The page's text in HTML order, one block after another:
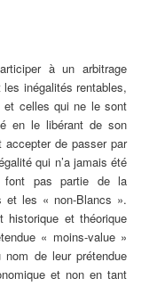
à un arbitrage
inégalités rentables,
et celles qui ne le sont
en le libérant de son
accepter de passer par
qui n’a jamais été
font pas partie de la
et les « non-Blancs ».
historique et théorique
« moins-value »
nom de leur prétendue
et non en tant